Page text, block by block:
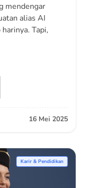
mendengar
alias AI
Tapi,
16 Mei 2025
Karir & Pendidikan